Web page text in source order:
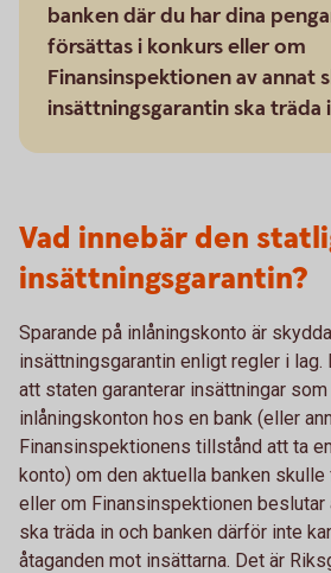
banken där du har dina
försättas i konkurs eller om
Finansinspektionen av annat
insättningsgarantin ska träda
Vad innebär den
insättningsgarantin?
Sparande på inlåningskonto är
insättningsgarantin enligt regler i
att staten garanterar insättningar
inlåningskonton hos en bank (eller
Finansinspektionens tillstånd att ta
konto) om den aktuella banken
eller om Finansinspektionen
ska träda in och banken därför inte
åtaganden mot insättarna. Det är